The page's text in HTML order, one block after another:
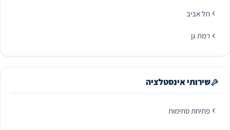
תל אביב
רמת גן
שירותי אינסטלציה
פתיחת סתימות